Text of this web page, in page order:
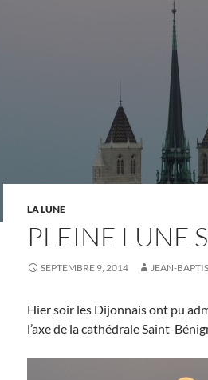
LA LUNE
PLEINE LUNE
SEPTEMBRE 9, 2014 JEAN-
Hier soir les Dijonnais ont pu
l’axe de la cathédrale Saint-